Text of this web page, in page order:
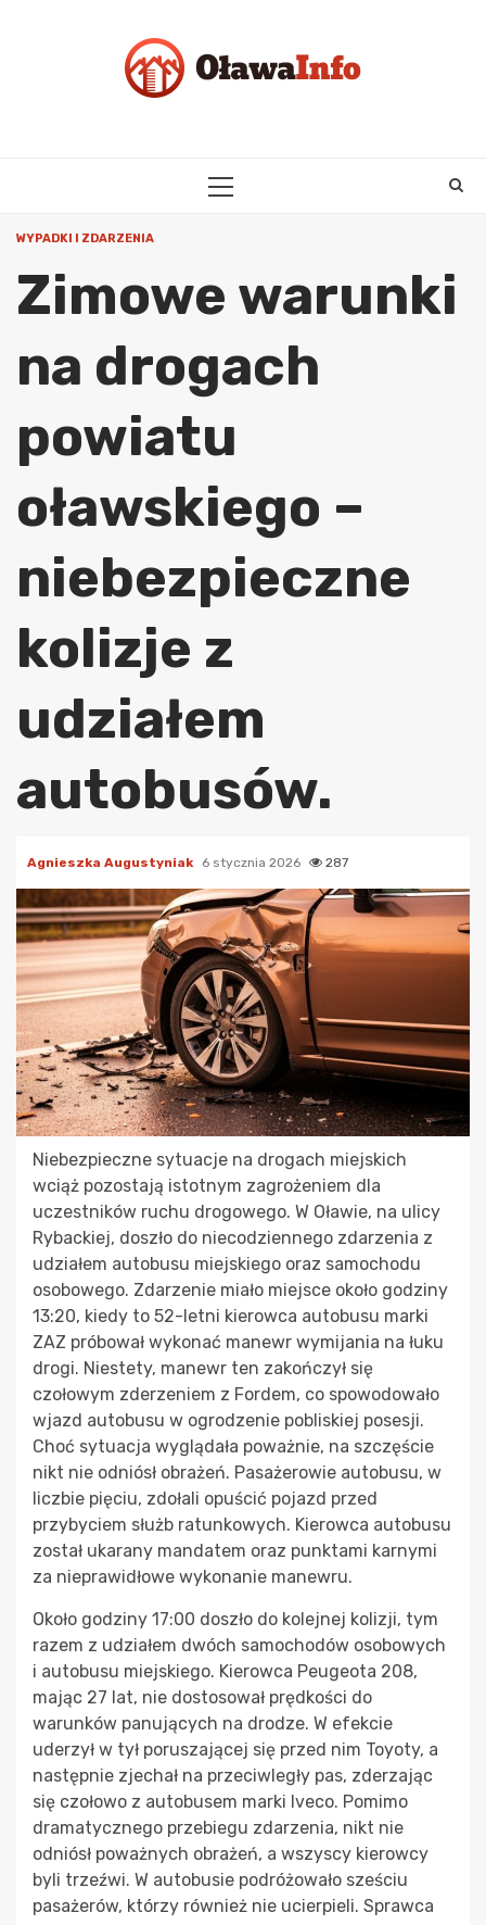
PRIMARY
WYPADKI I ZDARZENIA
Zimowe warunki
na drogach
powiatu
oławskiego –
niebezpieczne
kolizje z
udziałem
autobusów.
Agnieszka Augustyniak 6 stycznia 2026 287
Niebezpieczne sytuacje na drogach miejskich
wciąż pozostają istotnym zagrożeniem dla
uczestników ruchu drogowego. W Oławie, na ulicy
Rybackiej, doszło do niecodziennego zdarzenia z
udziałem autobusu miejskiego oraz samochodu
osobowego. Zdarzenie miało miejsce około godziny
13:20, kiedy to 52-letni kierowca autobusu marki
ZAZ próbował wykonać manewr wymijania na łuku
drogi. Niestety, manewr ten zakończył się
czołowym zderzeniem z Fordem, co spowodowało
wjazd autobusu w ogrodzenie pobliskiej posesji.
Choć sytuacja wyglądała poważnie, na szczęście
nikt nie odniósł obrażeń. Pasażerowie autobusu, w
liczbie pięciu, zdołali opuścić pojazd przed
przybyciem służb ratunkowych. Kierowca autobusu
został ukarany mandatem oraz punktami karnymi
za nieprawidłowe wykonanie manewru.
Około godziny 17:00 doszło do kolejnej kolizji, tym
razem z udziałem dwóch samochodów osobowych
i autobusu miejskiego. Kierowca Peugeota 208,
mając 27 lat, nie dostosował prędkości do
warunków panujących na drodze. W efekcie
uderzył w tył poruszającej się przed nim Toyoty, a
następnie zjechał na przeciwległy pas, zderzając
się czołowo z autobusem marki Iveco. Pomimo
dramatycznego przebiegu zdarzenia, nikt nie
odniósł poważnych obrażeń, a wszyscy kierowcy
byli trzeźwi. W autobusie podróżowało sześciu
pasażerów, którzy również nie ucierpieli. Sprawca